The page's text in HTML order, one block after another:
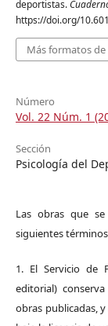
deportistas.
https://doi.org/
Más formatos de
Número
Vol. 22 Núm. 1
Sección
Psicología del
Las obras que
siguientes
1. El Servicio de
editorial)
obras publicadas,